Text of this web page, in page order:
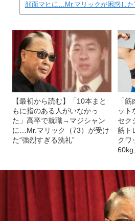
顔面マヒに…Mr.マリックが困惑した
【最初から読む】「10本まと
もに指のある人がいなかっ
た」高卒で就職→マジシャン
に…Mr.マリック（73）が受け
た“強烈すぎる洗礼”
「
ット
セク
筋ト
クワ
60kg